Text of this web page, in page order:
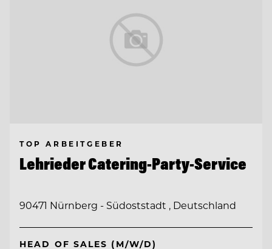
TOP ARBEITGEBER
Lehrieder Catering-Party-Service
90471 Nürnberg - Südoststadt , Deutschland
HEAD OF SALES (M/W/D)